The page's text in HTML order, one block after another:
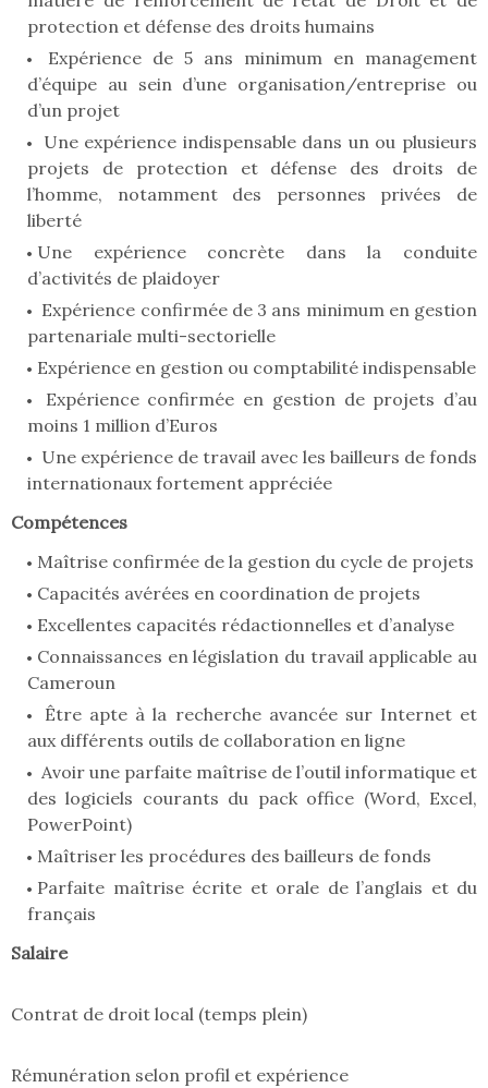
protection et défense des droits humains
Expérience de 5 ans minimum en management
d’équipe au sein d’une organisation/entreprise ou
d’un projet
Une expérience indispensable dans un ou plusieurs
projets de protection et défense des droits de
l’homme, notamment des personnes privées de
liberté
Une expérience concrète dans la conduite
d’activités de plaidoyer
Expérience confirmée de 3 ans minimum en gestion
partenariale multi-sectorielle
Expérience en gestion ou comptabilité indispensable
Expérience confirmée en gestion de projets d’au
moins 1 million d’Euros
Une expérience de travail avec les bailleurs de fonds
internationaux fortement appréciée
Compétences
Maîtrise confirmée de la gestion du cycle de projets
Capacités avérées en coordination de projets
Excellentes capacités rédactionnelles et d’analyse
Connaissances en législation du travail applicable au
Cameroun
Être apte à la recherche avancée sur Internet et
aux différents outils de collaboration en ligne
Avoir une parfaite maîtrise de l’outil informatique et
des logiciels courants du pack office (Word, Excel,
PowerPoint)
Maîtriser les procédures des bailleurs de fonds
Parfaite maîtrise écrite et orale de l’anglais et du
français
Salaire
Contrat de droit local (temps plein)
Rémunération selon profil et expérience